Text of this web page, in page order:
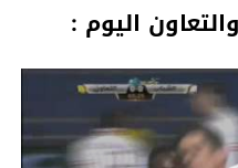
اليوم :